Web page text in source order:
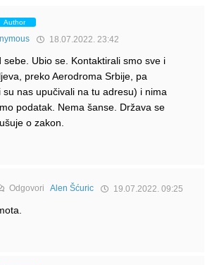
Author
18.07.2022. 23:42
sebe. Ubio se. Kontaktirali smo sve i
preko Aerodroma Srbije, pa
su nas upučivali na tu adresu) i nima
podatak. Nema šanse. Država se
o zakon.
OdgovoriAlen Šćuric 19.07.2022. 09:25